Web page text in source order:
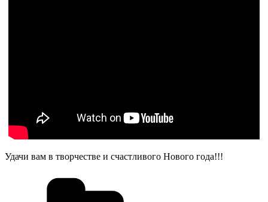
Удачи вам в творчестве и счастливого Нового года!!!